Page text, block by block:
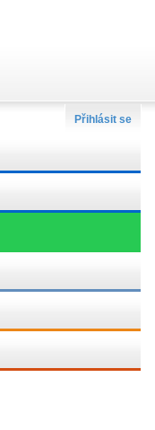
Přihlásit se